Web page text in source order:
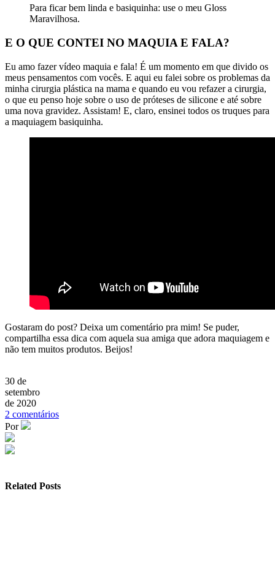
Para ficar bem linda e basiquinha: use o meu Gloss
Maravilhosa.
E O QUE CONTEI NO MAQUIA E FALA?
Eu amo fazer vídeo maquia e fala! É um momento em que divido os
meus pensamentos com vocês. E aqui eu falei sobre os problemas da
minha cirurgia plástica na mama e quando eu vou refazer a cirurgia,
o que eu penso hoje sobre o uso de próteses de silicone e até sobre
uma nova gravidez. Assistam! E, claro, ensinei todos os truques para
a maquiagem basiquinha.
Gostaram do post? Deixa um comentário pra mim! Se puder,
compartilha essa dica com aquela sua amiga que adora maquiagem e
não tem muitos produtos. Beijos!
30 de
setembro
de 2020
2 comentários
Por
Related Posts